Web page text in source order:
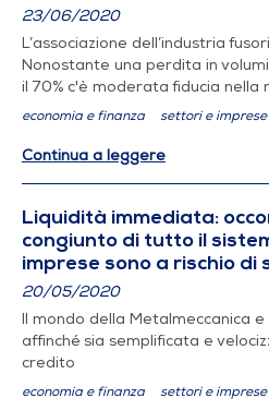
23/06/2020
L’associazione dell’industria
Nonostante una perdita in
il 70% c'è moderata fiducia nella
economia e finanza settori e imprese
Continua a leggere
Liquidità immediata:
congiunto di tutto il
imprese sono a rischio di
20/05/2020
Il mondo della Metalmeccanica
affinché sia semplificata e
credito
economia e finanza settori e imprese